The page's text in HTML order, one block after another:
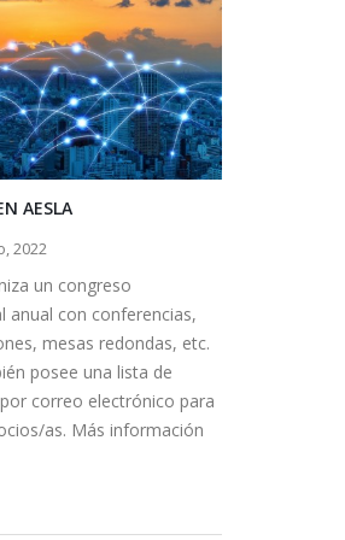
AESLA
2022
un congreso
anual con conferencias,
mesas redondas, etc.
posee una lista de
correo electrónico para
as. Más información